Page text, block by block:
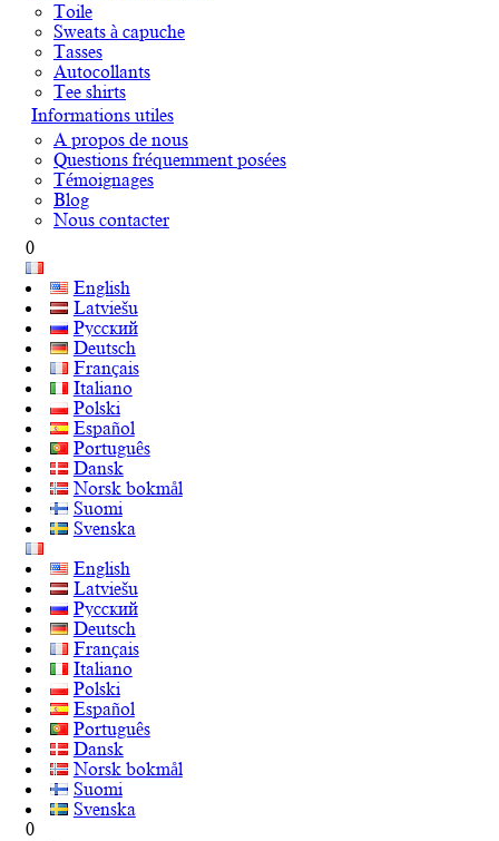
Toile
Sweats à capuche
Tasses
Autocollants
Tee shirts
Informations utiles
A propos de nous
Questions fréquemment posées
Témoignages
Blog
Nous contacter
0
English
Latviešu
Русский
Deutsch
Français
Italiano
Polski
Español
Português
Dansk
Norsk bokmål
Suomi
Svenska
English
Latviešu
Русский
Deutsch
Français
Italiano
Polski
Español
Português
Dansk
Norsk bokmål
Suomi
Svenska
0